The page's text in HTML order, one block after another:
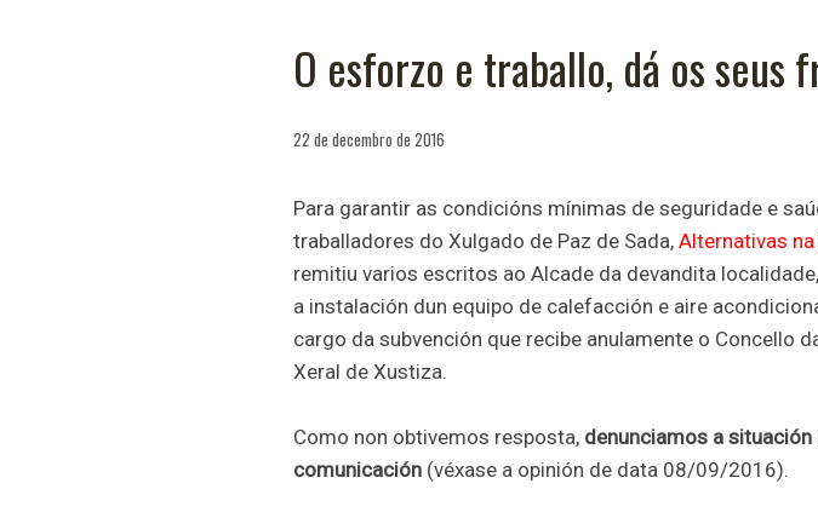
O esforzo e traballo, dá os seus
22 de decembro de 2016
Para garantir as condicións mínimas de seguridade e
traballadores do Xulgado de Paz de Sada, Alternativas
remitiu varios escritos ao Alcade da devandita
a instalación dun equipo de calefacción e aire
cargo da subvención que recibe anulamente o Concello
Xeral de Xustiza.
Como non obtivemos resposta, denunciamos a
comunicación (véxase a opinión de data 08/09/2016).